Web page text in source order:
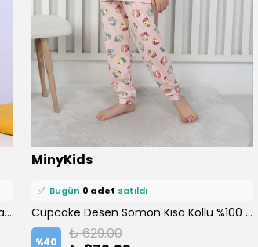
Denizatı Desenli Beyaz Şortlu Pijama Takımı
MinyKids
⭐️ Bu ürünü1 kişifavoriledi!
0 kişi
✅ Bugün 0 adet satıldı
Cupcake Desen Somon Kısa Kollu %100 Pamuklu Kız Çocuk Pijama Takım
%40 ₺ 629.00